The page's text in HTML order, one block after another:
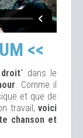
<<
droit" dans le
. Comme il
et que de
travail, voici
chanson et